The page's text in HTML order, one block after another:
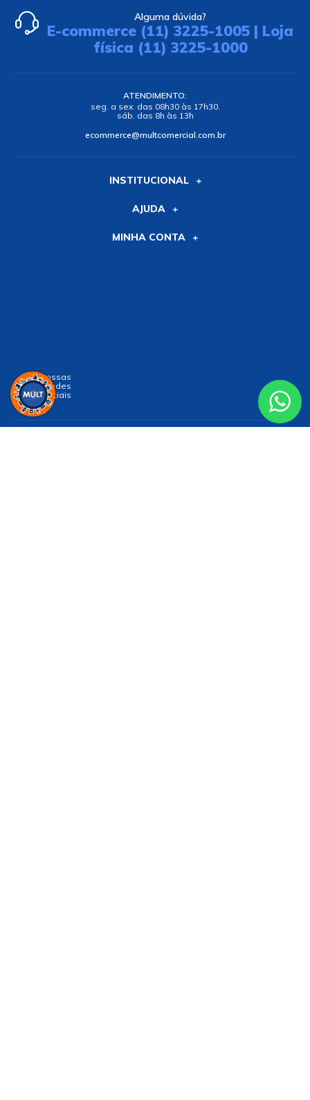
Alguma dúvida?
E-commerce (11) 3225-1005 | Loja
física (11) 3225-1000
ATENDIMENTO:
seg. a sex. das 08h30 às 17h30.
sáb. das 8h às 13h
ecommerce@multcomercial.com.br
INSTITUCIONAL
AJUDA
MINHA CONTA
Siga nossas
Redes
Sociais